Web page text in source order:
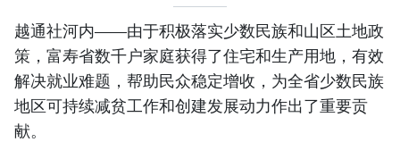
越通社河内——由于积极落实少数民族和山区土地政
策，富寿省数千户家庭获得了住宅和生产用地，有效
解决就业难题，帮助民众稳定增收，为全省少数民族
地区可持续减贫工作和创建发展动力作出了重要贡
献。